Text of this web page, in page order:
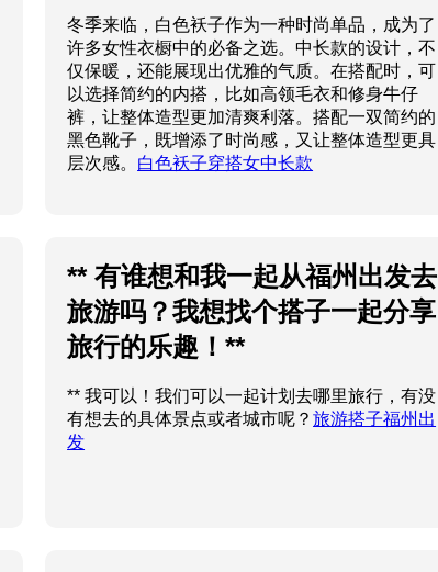
冬季来临，白色袄子作为一种时尚单品，成为了
许多女性衣橱中的必备之选。中长款的设计，不
仅保暖，还能展现出优雅的气质。在搭配时，可
以选择简约的内搭，比如高领毛衣和修身牛仔
裤，让整体造型更加清爽利落。搭配一双简约的
黑色靴子，既增添了时尚感，又让整体造型更具
层次感。 白色袄子穿搭女中长款
** 有谁想和我一起从福州出发去
旅游吗？我想找个搭子一起分享
旅行的乐趣！**
** 我可以！我们可以一起计划去哪里旅行，有没
有想去的具体景点或者城市呢？旅游搭子福州出
发